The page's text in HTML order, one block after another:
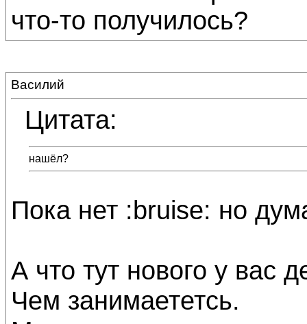
что-то получилось?
Василий
Цитата:
нашёл?
Пока нет :bruise: но
А что тут нового у вас
Чем занимаететсь.